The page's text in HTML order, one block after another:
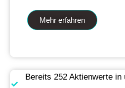
Mehr erfahren
Bereits 252 Aktienwerte